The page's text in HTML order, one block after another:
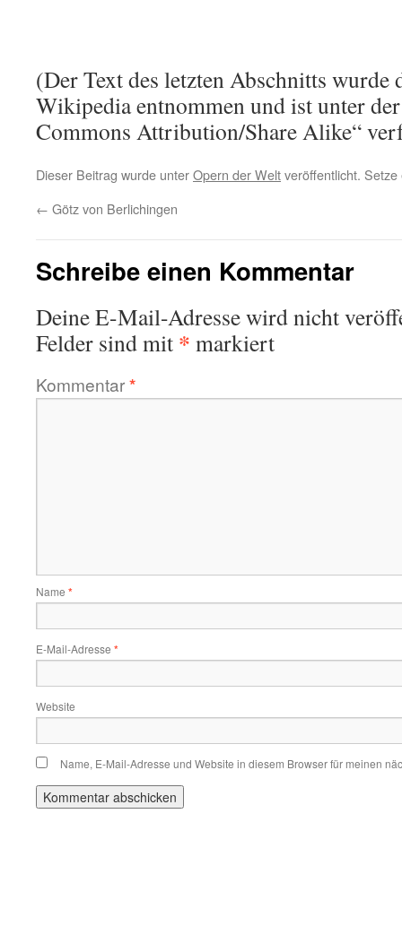
(Der Text des letzten Abschnitts wurde
Wikipedia entnommen und ist unter
Commons Attribution/Share Alike“
Dieser Beitrag wurde unterOpern der Weltveröffentlicht.
← Götz von Berlichingen
Schreibe einen Kommentar
Deine E-Mail-Adresse wird nicht
Felder sind mit * markiert
Kommentar*
Name *
E-Mail-Adresse *
Website
Name, E-Mail-Adresse und Website in diesem Browser für meinen